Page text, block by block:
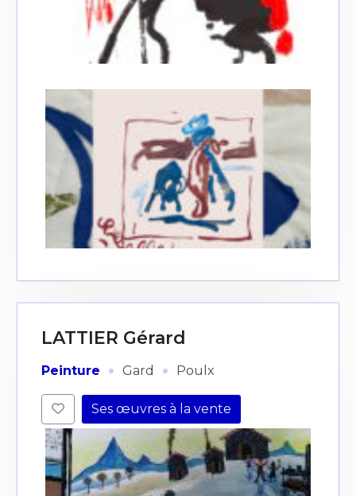
LATTIER Gérard
Peinture · Gard · Poulx
Ses œuvres à la vente